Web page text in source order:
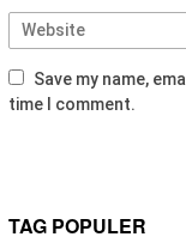
Save my name,
time I comment.
TAG POPULER